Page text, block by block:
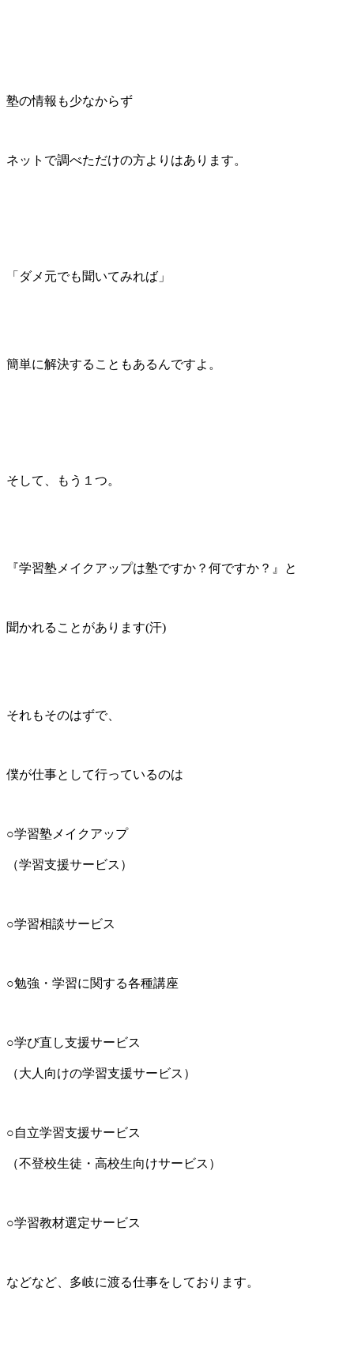
塾の情報も少なからず
ネットで調べただけの方よりはあります。
「ダメ元でも聞いてみれば」
簡単に解決することもあるんですよ。
そして、もう１つ。
『学習塾メイクアップは塾ですか？何ですか？』と
聞かれることがあります(汗)
それもそのはずで、
僕が仕事として行っているのは
○学習塾メイクアップ
（学習支援サービス）
○学習相談サービス
○勉強・学習に関する各種講座
○学び直し支援サービス
（大人向けの学習支援サービス）
○自立学習支援サービス
（不登校生徒・高校生向けサービス）
○学習教材選定サービス
などなど、多岐に渡る仕事をしております。